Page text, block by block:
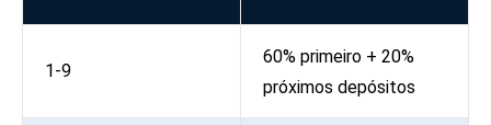
1-9
60% primeiro + 20%
próximos depósitos